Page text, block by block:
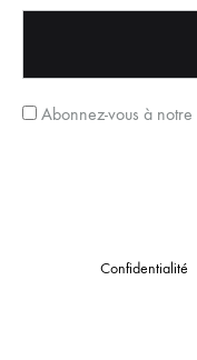
Abonnez-vous à
Confidentialité